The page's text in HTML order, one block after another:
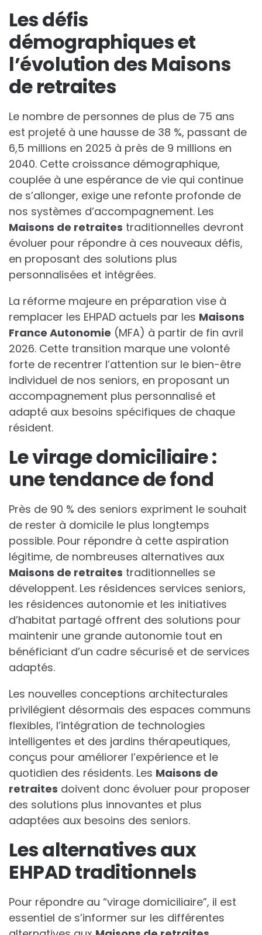
Les défis
démographiques et
l’évolution des Maisons
de retraites
Le nombre de personnes de plus de 75 ans
est projeté à une hausse de 38 %, passant de
6,5 millions en 2025 à près de 9 millions en
2040. Cette croissance démographique,
couplée à une espérance de vie qui continue
de s’allonger, exige une refonte profonde de
nos systèmes d’accompagnement. Les
Maisons de retraites traditionnelles devront
évoluer pour répondre à ces nouveaux défis,
en proposant des solutions plus
personnalisées et intégrées.
La réforme majeure en préparation vise à
remplacer les EHPAD actuels par les Maisons
France Autonomie (MFA) à partir de fin avril
2026. Cette transition marque une volonté
forte de recentrer l’attention sur le bien-être
individuel de nos seniors, en proposant un
accompagnement plus personnalisé et
adapté aux besoins spécifiques de chaque
résident.
Le virage domiciliaire :
une tendance de fond
Près de 90 % des seniors expriment le souhait
de rester à domicile le plus longtemps
possible. Pour répondre à cette aspiration
légitime, de nombreuses alternatives aux
Maisons de retraites traditionnelles se
développent. Les résidences services seniors,
les résidences autonomie et les initiatives
d’habitat partagé offrent des solutions pour
maintenir une grande autonomie tout en
bénéficiant d’un cadre sécurisé et de services
adaptés.
Les nouvelles conceptions architecturales
privilégient désormais des espaces communs
flexibles, l’intégration de technologies
intelligentes et des jardins thérapeutiques,
conçus pour améliorer l’expérience et le
quotidien des résidents. Les Maisons de
retraites doivent donc évoluer pour proposer
des solutions plus innovantes et plus
adaptées aux besoins des seniors.
Les alternatives aux
EHPAD traditionnels
Pour répondre au “virage domiciliaire”, il est
essentiel de s’informer sur les différentes